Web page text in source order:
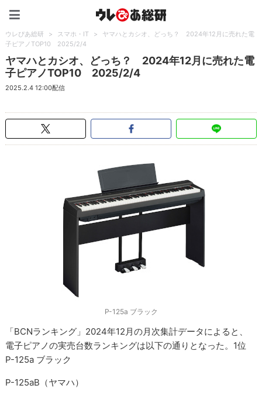
ウレぴあ総研 > スマホ・IT >
ヤマハとカシオ、どっち？ 2024年12月に売れた電
子ピアノTOP10 2025/2/4
ヤマハとカシオ、どっち？ 2024年12月に売れた電
子ピアノTOP10 2025/2/4
2025.2.4 12:00配信
P-125a ブラック
「BCNランキング」2024年12月の月次集計データによると、
電子ピアノの実売台数ランキングは以下の通りとなった。1位
P-125a ブラック
P-125aB（ヤマハ）